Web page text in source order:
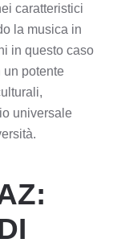
caratteristici
la musica in
in questo caso
un potente
universale